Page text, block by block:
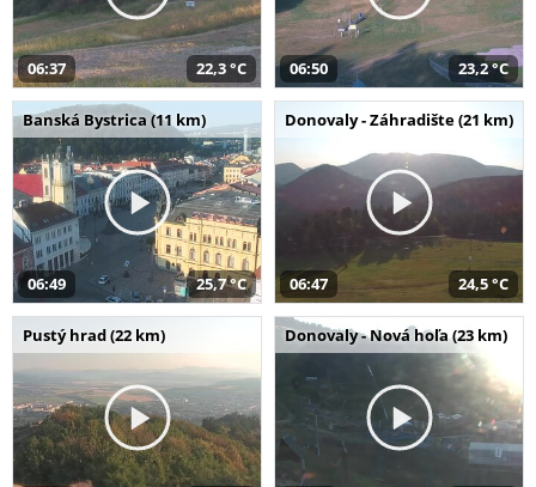
06:37 22,3 °C 06:50 23,2 °C
Banská Bystrica (11 km)
06:49 25,7 °C
Donovaly - Záhradište (21 km)
06:47 24,5 °C
Pustý hrad (22 km) Donovaly - Nová hoľa (23 km)